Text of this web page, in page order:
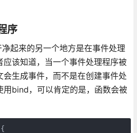
序
起来的另一个地方是在事件处理
该知道，当一个事件处理程序被
生成事件，而不是在创建事件处
用bind，可以肯定的是，函数会被